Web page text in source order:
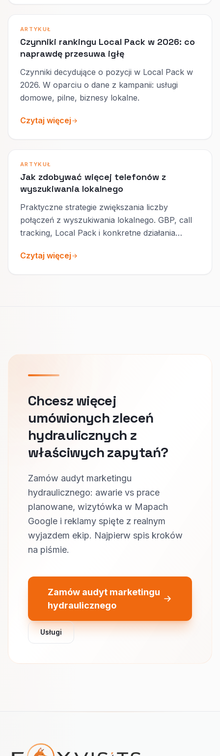
ARTYKUŁ
Czynniki rankingu Local Pack w 2026: co
naprawdę przesuwa igłę
Czynniki decydujące o pozycji w Local Pack w
2026. W oparciu o dane z kampanii: usługi
domowe, pilne, biznesy lokalne.
Czytaj więcej
ARTYKUŁ
Jak zdobywać więcej telefonów z
wyszukiwania lokalnego
Praktyczne strategie zwiększania liczby
połączeń z wyszukiwania lokalnego. GBP, call
tracking, Local Pack i konkretne działania
Czytaj więcej
Chcesz więcej
umówionych zleceń
hydraulicznych z
właściwych zapytań?
Zamów audyt marketingu
hydraulicznego: awarie vs prace
planowane, wizytówka w Mapach
Google i reklamy spięte z realnym
wyjazdem ekip. Najpierw spis kroków
na piśmie.
Zamów audyt marketingu
hydraulicznego
Usługi
Nawigacja w stopce